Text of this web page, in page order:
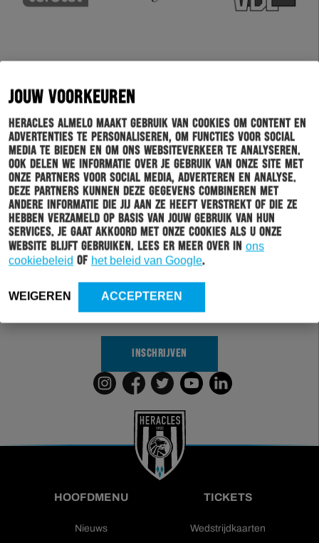
JOUW VOORKEUREN
Heracles Almelo maakt gebruik van cookies om content en
advertenties te personaliseren, om functies voor social
media te bieden en om ons websiteverkeer te analyseren.
Ook delen we informatie over je gebruik van onze site met
onze partners voor social media, adverteren en analyse.
Deze partners kunnen deze gegevens combineren met
andere informatie die jij aan ze heeft verstrekt of die ze
hebben verzameld op basis van jouw gebruik van hun
services. Je gaat akkoord met onze cookies als u onze
website blijft gebruiken. Lees er meer over in ons
cookiebeleid of het beleid van Google.
WEIGEREN ACCEPTEREN
Schrijf je in voor onze nieuwsbrief
Wil jij altijd en overal op de hoogte gehouden worden
kan geven welk nieuws jij van ons wil ontvangen,
sturen wij alleen nieuws wat voor jou relevant is.
INSCHRIJVEN
HOOFDMENU
Nieuws
TICKETS
Wedstrijdkaarten